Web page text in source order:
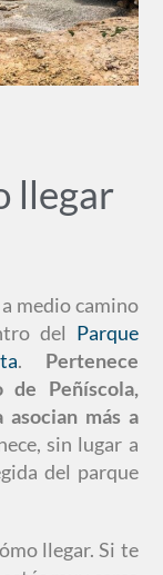
llegar
medio camino
del Parque
. Pertenece
de Peñíscola,
asocian más a
sin lugar a
del parque
llegar. Si te